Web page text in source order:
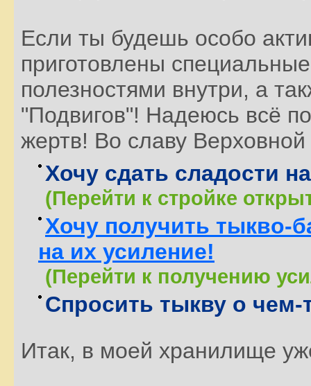
Если ты будешь особо
приготовлены
полезностями внутри, а
"Подвигов"! Надеюсь всё
жертв! Во славу
Хочу сдать сладости
(Перейти к стройке
Хочу получить тыкво-
на их усиление!
(Перейти к получению
Спросить тыкву о чем-
Итак, в моей хранилище